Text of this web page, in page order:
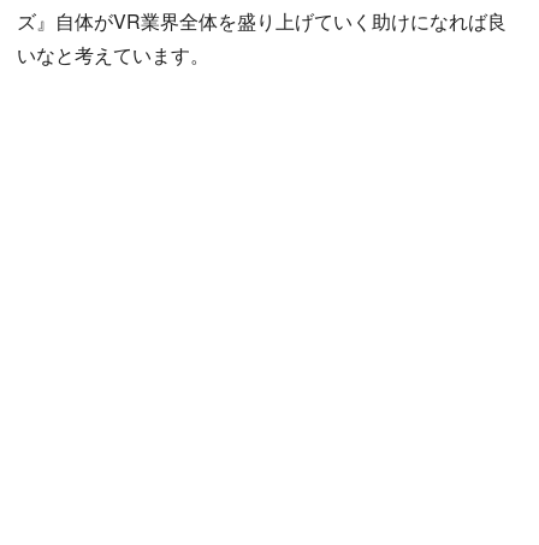
ズ』自体がVR業界全体を盛り上げていく助けになれば良
いなと考えています。